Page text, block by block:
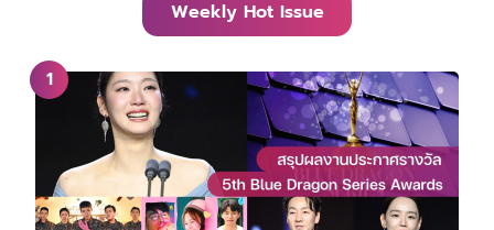
Weekly Hot Issue